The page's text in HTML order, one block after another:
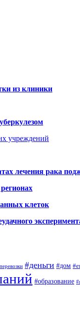
из клиники
учреждений
лечения рака
клеток
#деньги #дом
#образование